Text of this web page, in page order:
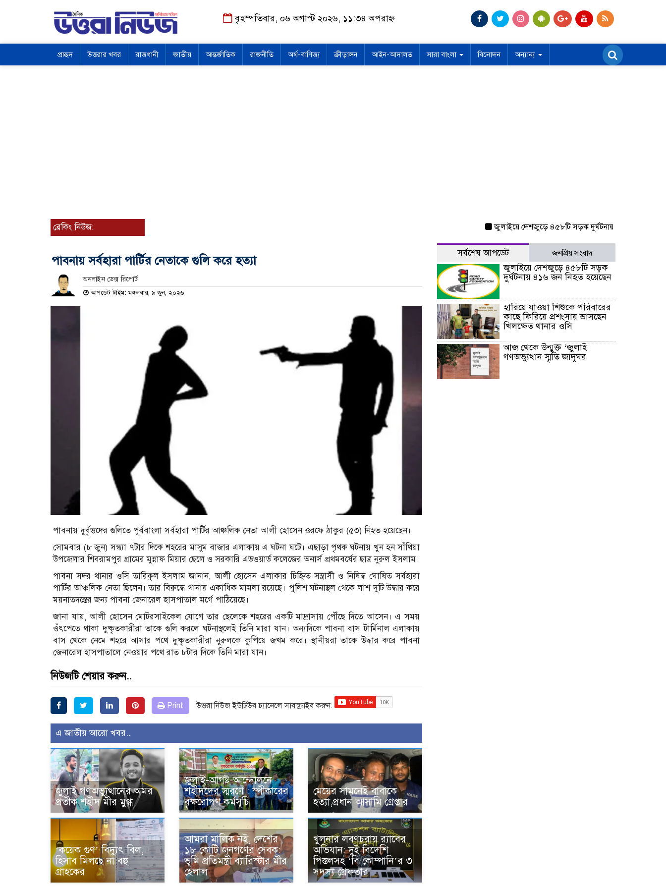
বৃহস্পতিবার, ০৬ অগাস্ট ২০২৬, ১১:৩৪ অপরাহ্ন
প্রচ্ছদ উত্তরার খবর রাজধানী জাতীয় আন্তর্জাতিক রাজনীতি অর্থ-বাণিজ্য ক্রীড়াঙ্গন আইন-আদালত সারা বাংলা বিনোদন অন্যান্য
ব্রেকিং নিউজ: জুলাইয়ে দেশজুড়ে ৪৫৮টি সড়ক দুর্ঘটনায় ৪১৬ জন নিহত
পাবনায় সর্বহারা পার্টির নেতাকে গুলি করে হত্যা
অনলাইন ডেক্স রিপোর্ট
আপডেট টাইম: মঙ্গলবার, ৯ জুন, ২০২৬
পাবনায় দুর্বৃত্তদের গুলিতে পূর্ববাংলা সর্বহারা পার্টির আঞ্চলিক নেতা আলী হোসেন ওরফে ঠাকুর (৫৩) নিহত হয়েছেন।
সোমবার (৮ জুন) সন্ধ্যা ৭টার দিকে শহরের মাসুম বাজার এলাকায় এ ঘটনা ঘটে। এছাড়া পৃথক ঘটনায় খুন হন সাঁথিয়া
উপজেলার শিবরামপুর গ্রামের মুন্নাফ মিয়ার ছেলে ও সরকারি এডওয়ার্ড কলেজের অনার্স প্রথমবর্ষের ছাত্র নুরুল ইসলাম।
পাবনা সদর থানার ওসি তারিকুল ইসলাম জানান, আলী হোসেন এলাকার চিহ্নিত সন্ত্রাসী ও নিষিদ্ধ ঘোষিত সর্বহারা
পার্টির আঞ্চলিক নেতা ছিলেন। তার বিরুদ্ধে থানায় একাধিক মামলা রয়েছে। পুলিশ ঘটনাস্থল থেকে লাশ দুটি উদ্ধার করে
ময়নাতদন্তের জন্য পাবনা জেনারেল হাসপাতাল মর্গে পাঠিয়েছে।
জানা যায়, আলী হোসেন মোটরসাইকেল যোগে তার ছেলেকে শহরের একটি মাদ্রাসায় পৌঁছে দিতে আসেন। এ সময়
ওঁৎপেতে থাকা দুষ্কৃতকারীরা তাকে গুলি করলে ঘটনাস্থলেই তিনি মারা যান। অন্যদিকে পাবনা বাস টার্মিনাল এলাকায়
বাস থেকে নেমে শহরে আসার পথে দুষ্কৃতকারীরা নুরুলকে কুপিয়ে জখম করে। স্থানীয়রা তাকে উদ্ধার করে পাবনা
জেনারেল হাসপাতালে নেওয়ার পথে রাত ৮টার দিকে তিনি মারা যান।
নিউজটি শেয়ার করুন..
Print উত্তরা নিউজ ইউটিউব চ্যানেলে সাবস্ক্রাইব করুন:
এ জাতীয় আরো খবর..
জুলাই গণঅভ্যুত্থানের অমর
প্রতীক শহীদ মীর মুগ্ধ
জুলাই-আগষ্ট আন্দোলনে
শহীদদের স্মরণে : স্পীকারের
বৃক্ষরোপণ কর্মসূচি
মেয়ের সামনেই বাবাকে
হত্যা,প্রধান আসামি গ্রেপ্তার
‘কয়েক গুণ’ বিদ্যুৎ বিল,
হিসাব মিলছে না বহু
গ্রাহকের
আমরা মালিক নই, দেশের
১৮ কোটি জনগণের সেবক:
ভূমি প্রতিমন্ত্রী ব্যারিস্টার মীর
হেলাল
খুলনার লবণচরায় র‍্যাবের
অভিযান: দুই বিদেশি
পিস্তলসহ ‘বি কোম্পানি’র ৩
সদস্য গ্রেফতার
সর্বশেষ আপডেট জনপ্রিয় সংবাদ
জুলাইয়ে দেশজুড়ে ৪৫৮টি সড়ক
দুর্ঘটনায় ৪১৬ জন নিহত হয়েছেন
হারিয়ে যাওয়া শিশুকে পরিবারের
কাছে ফিরিয়ে প্রশংসায় ভাসছেন
খিলক্ষেত থানার ওসি
আজ থেকে উন্মুক্ত ‘জুলাই
গণঅভ্যুত্থান স্মৃতি জাদুঘর